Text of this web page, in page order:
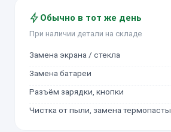
Обычно в тот же день
При наличии детали на складе
Замена экрана / стекла
Замена батареи
Разъём зарядки, кнопки
Чистка от пыли, замена термопасты